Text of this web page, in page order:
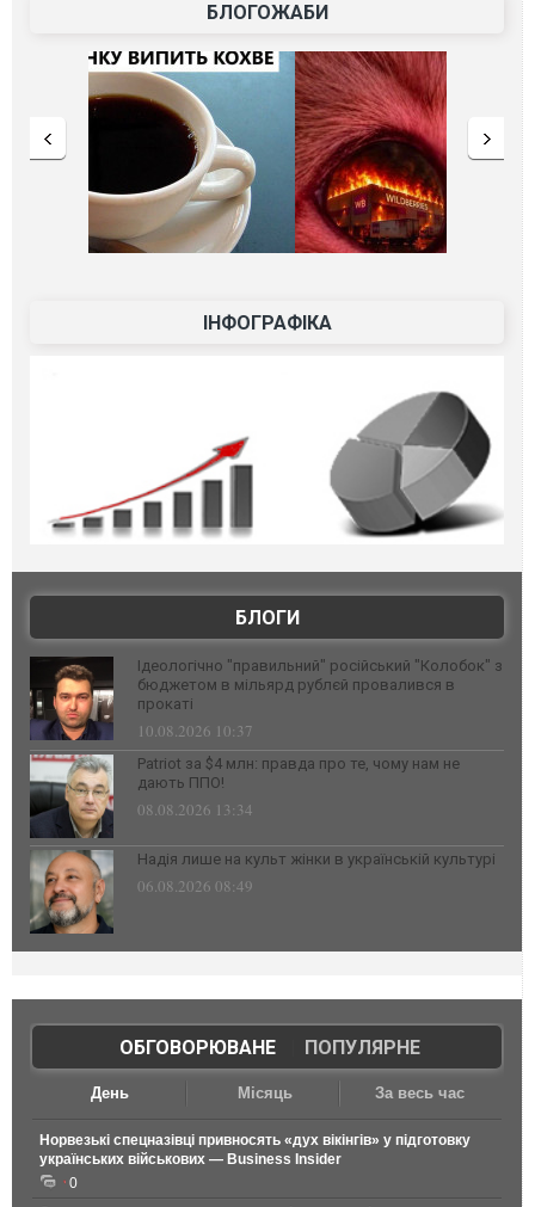
БЛОГОЖАБИ
ІНФОГРАФІКА
БЛОГИ
Ідеологічно "правильний" російський "Колобок" з
бюджетом в мільярд рублєй провалився в
прокаті
10.08.2026 10:37
Patriot за $4 млн: правда про те, чому нам не
дають ППО!
08.08.2026 13:34
Надія лише на культ жінки в українській культурі
06.08.2026 08:49
ОБГОВОРЮВАНЕ| ПОПУЛЯРНЕ
День Місяць За весь час
Норвезькі спецназівці привносять «дух вікінгів» у підготовку
українських військових — Business Insider
0